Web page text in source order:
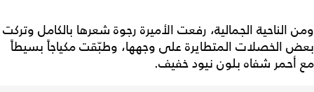
ومن الناحية الجمالية، رفعت الأميرة رجوة شعرها بالكامل وتركت
بعض الخصلات المتطايرة على وجهها، وطبّقت مكياجاً بسيطاً
مع أحمر شفاه بلون نيود خفيف.